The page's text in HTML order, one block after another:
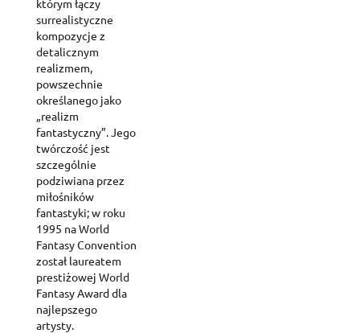
surrealistyczne
kompozycje z
detalicznym
realizmem,
powszechnie
określanego jako
„realizm
fantastyczny”. Jego
twórczość jest
szczególnie
podziwiana przez
miłośników
fantastyki; w roku
1995 na World
Fantasy Convention
został laureatem
prestiżowej World
Fantasy Award dla
najlepszego
artysty.